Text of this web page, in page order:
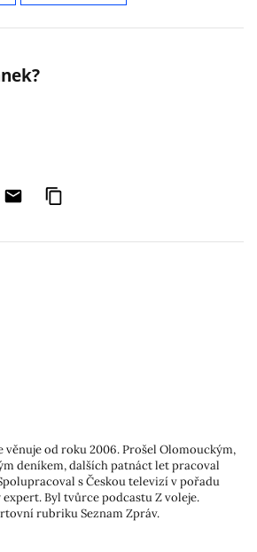
od roku 2006. Prošel Olomouckým,
deníkem, dalších patnáct let pracoval
s Českou televizí v pořadu
Byl tvůrce podcastu Z voleje.
rubriku Seznam Zpráv.